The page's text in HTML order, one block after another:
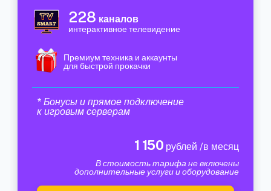
228 каналов
интерактивное телевидение
Премиум техника и аккаунты
для быстрой прокачки
* Бонусы и прямое подключение
к игровым серверам
1 150 рублей /в месяц
В стоимость тарифа не включены
дополнительные услуги и оборудование